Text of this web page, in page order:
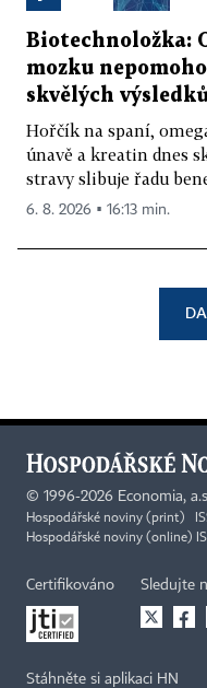
Biotechnoložka:
mozku
skvělých
Hořčík na spaní,
únavě a kreatin dnes
stravy slibuje řadu
6. 8. 2026 ▪ 16:13 min.
© 1996-2026 Economia,
Hospodářské noviny (print)
Hospodářské noviny (online)
Certifikováno Sledujte
Stáhněte si aplikaci HN